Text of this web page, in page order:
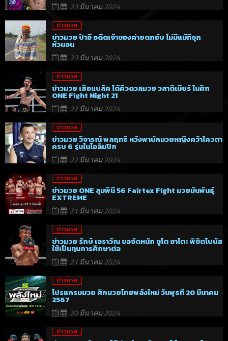
23 มีนาคม 2024
ข่าวมวย
ข่าวมวย ป๋าอี อดีตเจ้าของค่ายตกอับ ไม่มีแม้ที่ซุก
หัวนอน
23 มีนาคม 2024
ข่าวมวย
ข่าวมวย เสือแบล็ค ได้คิวดวลมวย วลาดิเมียร์ ในศึก
ONE Fight Night 21
22 มีนาคม 2024
ข่าวมวย
ข่าวมวย วิจารณ์ พลฤทธิ์ หวังพานักมวยหญิงคว้าโควตา
ครบ 6 รุ่นในโอลิมปิก
22 มีนาคม 2024
ข่าวมวย
ข่าวมวย ONE ลุมพินี 56 Fairtex Fight มวยมันพันธุ์
EXTREME
21 มีนาคม 2024
ข่าวมวย
ข่าวมวย รักษ์ เอราวัณ ขอจัดหนัก ชูโต ซาโตะ พิชิตโบนัส
ใช้เป็นทุนการศึกษาต่อ
21 มีนาคม 2024
ข่าวมวย
โปรแกรมมวย ศึกมวยไทยพลังใหม่ วันพุธที่ 20 มีนาคม
2567
20 มีนาคม 2024
ข่าวมวย